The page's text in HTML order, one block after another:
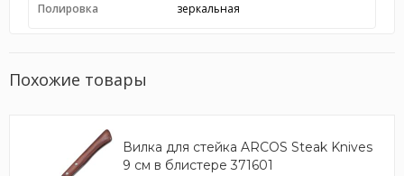
Полировка зеркальная
Похожие товары
Вилка для стейка ARCOS Steak Knives
9 см в блистере 371601